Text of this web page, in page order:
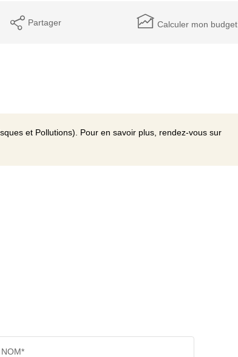
Partager Calculer mon budget
et Pollutions). Pour en savoir plus, rendez-vous sur
NOM*